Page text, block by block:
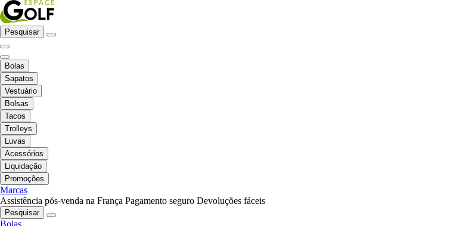
Pesquisar
Bolas
Sapatos
Vestuário
Bolsas
Tacos
Trolleys
Luvas
Acessórios
Liquidação
Promoções
Marcas
Assistência pós-venda na França Pagamento seguro Devoluções fáceis
Pesquisar
Bolas